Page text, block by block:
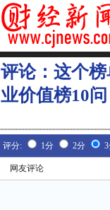
评论： 这个
业价值榜10问
评分: 1分 2分
网友评论